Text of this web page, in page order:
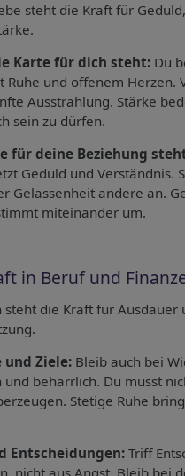
steht die Kraft für
Karte für dich steht: Du
Ruhe und offenem Herzen.
Ausstrahlung. Stärke
sein zu dürfen.
für deine Beziehung
Geduld und Verständnis.
Gelassenheit andere an.
miteinander um.
in Beruf und
steht die Kraft für Ausdauer
und Ziele: Bleib auch bei
und beharrlich. Du musst
Stetige Ruhe
Entscheidungen: Triff